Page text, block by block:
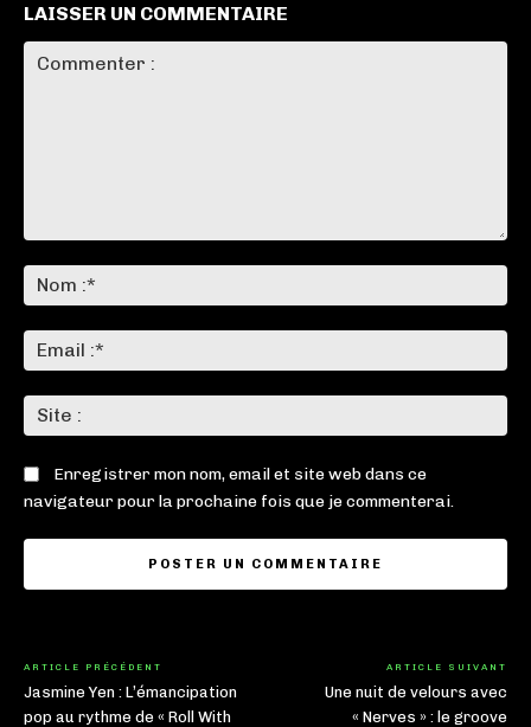
LAISSER UN COMMENTAIRE
:*
:*
:
Enregistrer mon nom, email et site web dans ce
navigateur pour la prochaine fois que je commenterai.
ARTICLE PRÉCÉDENT
Jasmine Yen : L’émancipation
pop au rythme de « Roll With
ARTICLE SUIVANT
Une nuit de velours avec
« Nerves » : le groove